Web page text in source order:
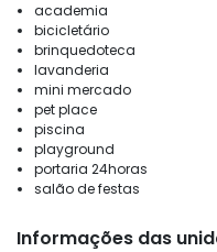
academia
bicicletário
brinquedoteca
lavanderia
mini mercado
pet place
piscina
playground
portaria 24horas
salão de festas
Informações das